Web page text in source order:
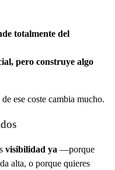
totalmente del
pero construye algo
ese coste cambia mucho.
visibilidad ya —porque
alta, o porque quieres